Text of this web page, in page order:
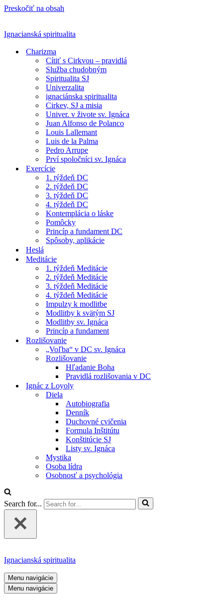
Preskočiť na obsah
Ignacianská spiritualita
Charizma
Cítiť s Cirkvou – pravidlá
Služba chudobným
Spiritualita SJ
Univerzalita
ignaciánska spiritualita
Cirkev, SJ a misia
Univer. v živote sv. Ignáca
Juan Alfonso de Polanco
Louis Lallemant
Luis de la Palma
Pedro Arrupe
Prví spoločníci sv. Ignáca
Exercície
1. týždeň DC
2. týždeň DC
3. týždeň DC
4. týždeň DC
Kontemplácia o láske
Pomôcky
Princíp a fundament DC
Spôsoby, aplikácie
Heslá
Meditácie
1. týždeň Meditácie
2. týždeň Meditácie
3. týždeň Meditácie
4. týždeň Meditácie
Impulzy k modlitbe
Modlitby k svätým SJ
Modlitby sv. Ignáca
Princíp a fundament
Rozlišovanie
„Voľba“ v DC sv. Ignáca
Rozlišovanie
Hľadanie Boha
Pravidlá rozlišovania v DC
Ignác z Loyoly
Diela
Autobiografia
Denník
Duchovné cvičenia
Formula Inštitútu
Konštitúcie SJ
Listy sv. Ignáca
Mystika
Osoba lídra
Osobnosť a psychológia
Search for...
Ignacianská spiritualita
Menu navigácie
Menu navigácie